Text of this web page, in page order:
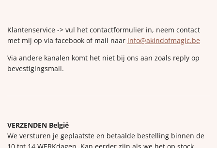
Klantenservice -> vul het contactformulier in, neem contact
met mij op via facebook of mail naar info@akindofmagic.be
Via andere kanalen komt het niet bij ons aan zoals reply op
bevestigingsmail.
VERZENDEN België
We versturen je geplaatste en betaalde bestelling binnen de
10 tot 14 WERKdagen. Kan eerder zijn als we het op stock